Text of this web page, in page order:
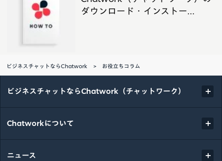
ダウンロード・インストー...
ビジネスチャットならChatwork お役立ちコラム
ビジネスチャットならChatwork（チャットワーク）
Chatworkについて
ニュース